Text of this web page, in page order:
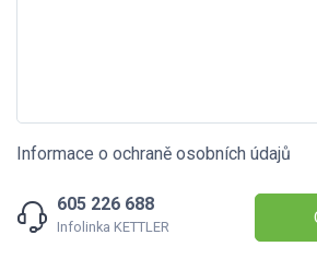
Informace o ochraně osobních údajů
605 226 688
Infolinka KETTLER